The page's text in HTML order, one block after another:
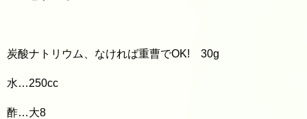
炭酸ナトリウム、なければ重曹でOK! 30g
水…250cc
酢…大8